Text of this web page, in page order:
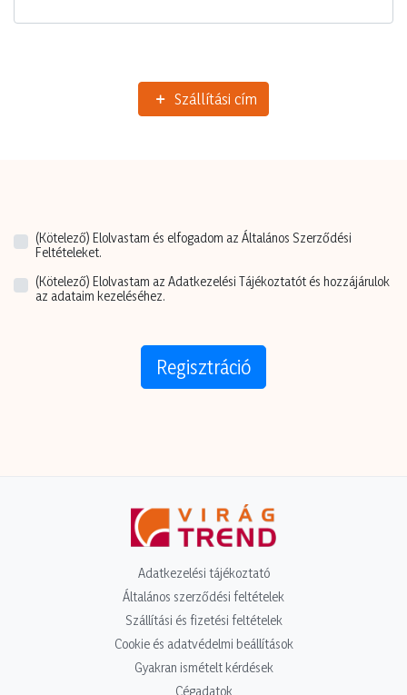
Szállítási cím
(Kötelező) Elolvastam és elfogadom az Általános Szerződési
Feltételeket.
(Kötelező) Elolvastam az Adatkezelési Tájékoztatót és hozzájárulok
az adataim kezeléséhez.
Regisztráció
Adatkezelési tájékoztató
Általános szerződési feltételek
Szállítási és fizetési feltételek
Cookie és adatvédelmi beállítások
Gyakran ismételt kérdések
Cégadatok